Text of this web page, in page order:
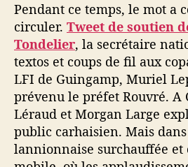
Pendant ce temps, le mot a
circuler. Tweet de soutien
Tondelier, la secrétaire
textos et coups de fil aux
LFI de Guingamp, Muriel
prévenu le préfet Rouvré. A
Léraud et Morgan Large
public carhaisien. Mais
lannionnaise surchauffée et